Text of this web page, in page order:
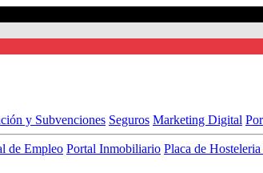
y Subvenciones Seguros Marketing Digital
de Empleo Portal Inmobiliario Placa de